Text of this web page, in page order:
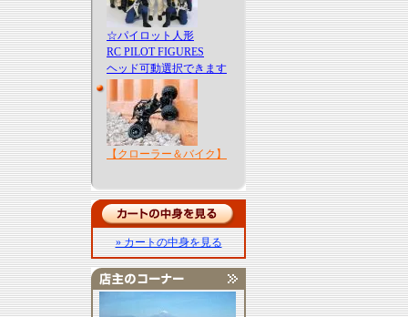
☆パイロット人形
RC PILOT FIGURES
ヘッド可動選択できます
【クローラー＆バイク】
» カートの中身を見る